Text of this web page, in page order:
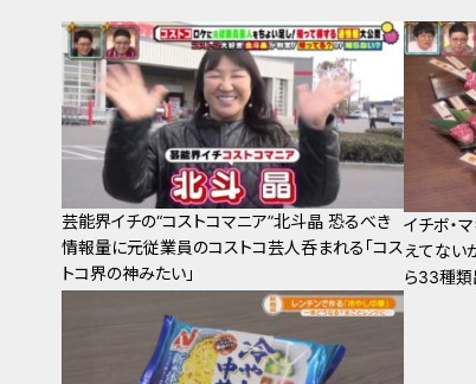
芸能界イチの“コストコマニア”北斗晶 恐るべき
情報量に元従業員のコストコ芸人呑まれる「コス
トコ界の神みたい」
イチボ・
えてない
ら33種類